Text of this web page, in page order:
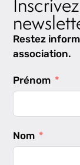
Restez
association.
Prénom
Nom